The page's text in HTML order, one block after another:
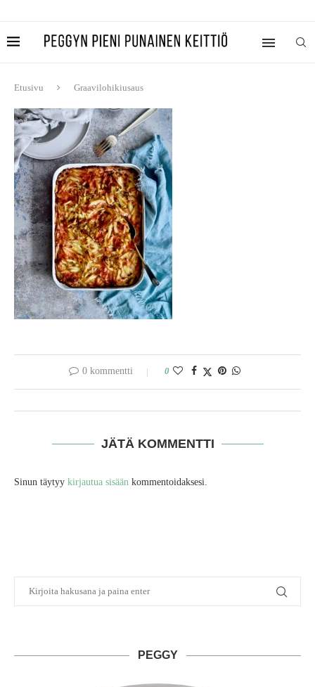
Etusivu Graavilohikiusaus
0 kommentti 0
JÄTÄ KOMMENTTI
Sinun täytyy kirjautua sisään kommentoidaksesi.
PEGGY